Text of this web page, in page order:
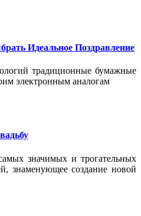
Идеальное Поздравление
традиционные бумажные
электронным аналогам
значимых и трогательных
знаменующее создание новой